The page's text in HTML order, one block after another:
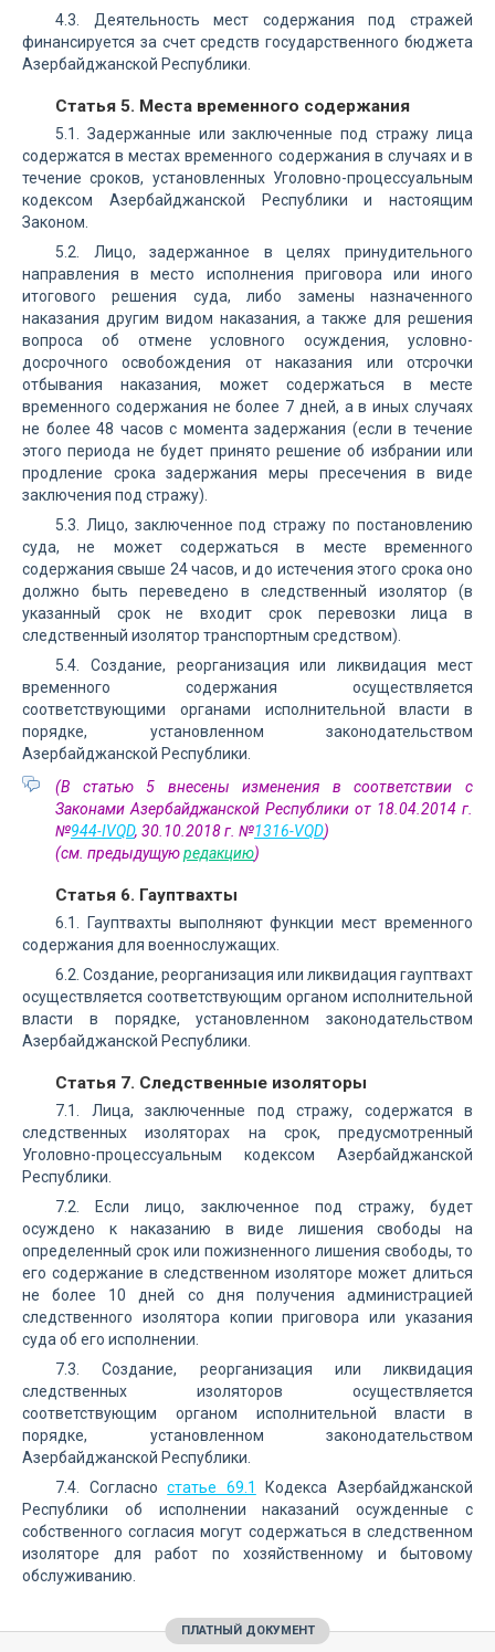
4.3. Деятельность мест содержания под стражей
финансируется за счет средств государственного бюджета
Азербайджанской Республики.
Статья 5. Места временного содержания
5.1. Задержанные или заключенные под стражу лица
содержатся в местах временного содержания в случаях и в
течение сроков, установленных Уголовно-процессуальным
кодексом Азербайджанской Республики и настоящим
Законом.
5.2. Лицо, задержанное в целях принудительного
направления в место исполнения приговора или иного
итогового решения суда, либо замены назначенного
наказания другим видом наказания, а также для решения
вопроса об отмене условного осуждения, условно-
досрочного освобождения от наказания или отсрочки
отбывания наказания, может содержаться в месте
временного содержания не более 7 дней, а в иных случаях
не более 48 часов с момента задержания (если в течение
этого периода не будет принято решение об избрании или
продление срока задержания меры пресечения в виде
заключения под стражу).
5.3. Лицо, заключенное под стражу по постановлению
суда, не может содержаться в месте временного
содержания свыше 24 часов, и до истечения этого срока оно
должно быть переведено в следственный изолятор (в
указанный срок не входит срок перевозки лица в
следственный изолятор транспортным средством).
5.4. Создание, реорганизация или ликвидация мест
временного содержания осуществляется
соответствующими органами исполнительной власти в
порядке, установленном законодательством
Азербайджанской Республики.
(В статью 5 внесены изменения в соответствии с
Законами Азербайджанской Республики от 18.04.2014 г.
№944-IVQD, 30.10.2018 г. №1316-VQD)
(см. предыдущуюредакцию)
Статья 6. Гауптвахты
6.1. Гауптвахты выполняют функции мест временного
содержания для военнослужащих.
6.2. Создание, реорганизация или ликвидация гауптвахт
осуществляется соответствующим органом исполнительной
власти в порядке, установленном законодательством
Азербайджанской Республики.
Статья 7. Следственные изоляторы
7.1. Лица, заключенные под стражу, содержатся в
следственных изоляторах на срок, предусмотренный
Уголовно-процессуальным кодексом Азербайджанской
Республики.
7.2. Если лицо, заключенное под стражу, будет
осуждено к наказанию в виде лишения свободы на
определенный срок или пожизненного лишения свободы, то
его содержание в следственном изоляторе может длиться
не более 10 дней со дня получения администрацией
следственного изолятора копии приговора или указания
суда об его исполнении.
7.3. Создание, реорганизация или ликвидация
следственных изоляторов осуществляется
соответствующим органом исполнительной власти в
порядке, установленном законодательством
Азербайджанской Республики.
7.4. Согласностатье 69.1
Кодекса Азербайджанской
Республики об исполнении наказаний осужденные с
собственного согласия могут содержаться в следственном
изоляторе для работ по хозяйственному и бытовому
обслуживанию.
ПЛАТНЫЙ ДОКУМЕНТ